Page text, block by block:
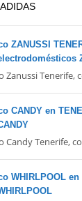
ZANUSSI
Zanussi Tenerife,
CANDY en
Candy Tenerife,
WHIRLPOOL en